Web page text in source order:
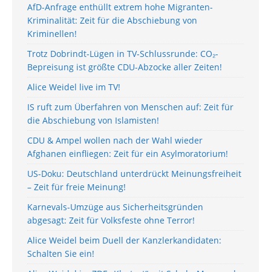
AfD-Anfrage enthüllt extrem hohe Migranten-
Kriminalität: Zeit für die Abschiebung von
Kriminellen!
Trotz Dobrindt-Lügen in TV-Schlussrunde: CO₂-
Bepreisung ist größte CDU-Abzocke aller Zeiten!
Alice Weidel live im TV!
IS ruft zum Überfahren von Menschen auf: Zeit für
die Abschiebung von Islamisten!
CDU & Ampel wollen nach der Wahl wieder
Afghanen einfliegen: Zeit für ein Asylmoratorium!
US-Doku: Deutschland unterdrückt Meinungsfreiheit
– Zeit für freie Meinung!
Karnevals-Umzüge aus Sicherheitsgründen
abgesagt: Zeit für Volksfeste ohne Terror!
Alice Weidel beim Duell der Kanzlerkandidaten:
Schalten Sie ein!